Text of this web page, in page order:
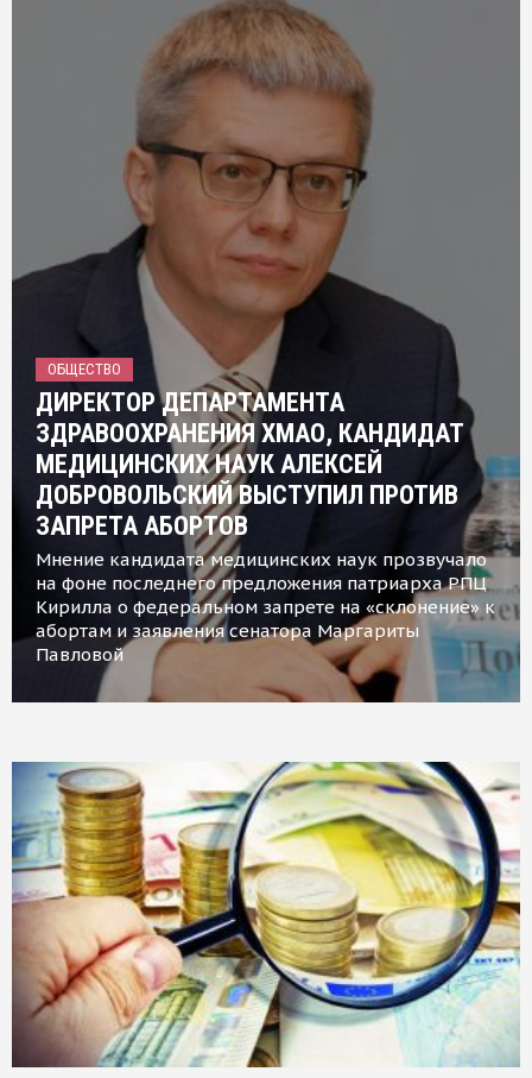
ОБЩЕСТВО
ДИРЕКТОР ДЕПАРТАМЕНТА
ЗДРАВООХРАНЕНИЯ ХМАО, КАНДИДАТ
МЕДИЦИНСКИХ НАУК АЛЕКСЕЙ
ДОБРОВОЛЬСКИЙ ВЫСТУПИЛ ПРОТИВ
ЗАПРЕТА АБОРТОВ
Мнение кандидата медицинских наук прозвучало
на фоне последнего предложения патриарха РПЦ
Кирилла о федеральном запрете на «склонение» к
абортам и заявления сенатора Маргариты
Павловой